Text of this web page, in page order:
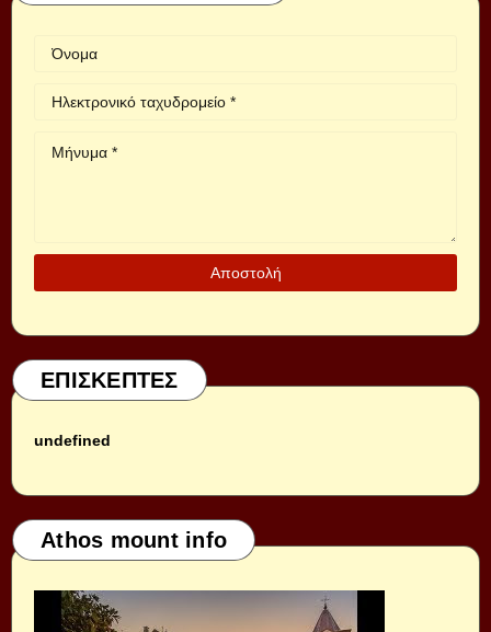
ΕΠΙΣΚΕΠΤΕΣ
undefined
Athos mount info